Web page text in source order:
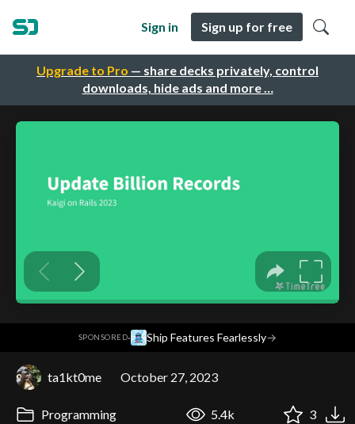
Upgrade to Pro — share decks privately, control
downloads, hide ads and more …
Sign in Sign up for free
SPONSORED· Ship Features Fearlessly→
ta1kt0me October 27, 2023
Programming 5.4k 3